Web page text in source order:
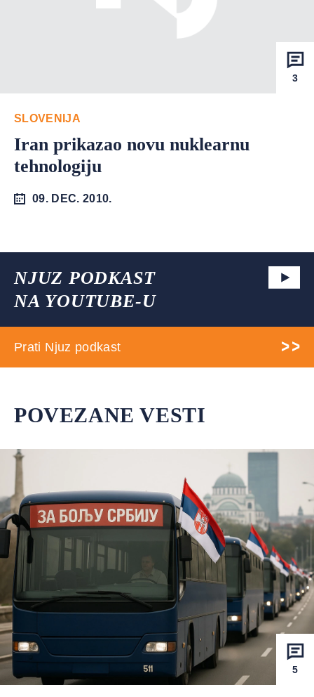
3
SLOVENIJA
Iran prikazao novu nuklearnu
tehnologiju
09. DEC. 2010.
NJUZ PODKAST
NA YOUTUBE-U
Prati Njuz podkast
POVEZANE VESTI
5